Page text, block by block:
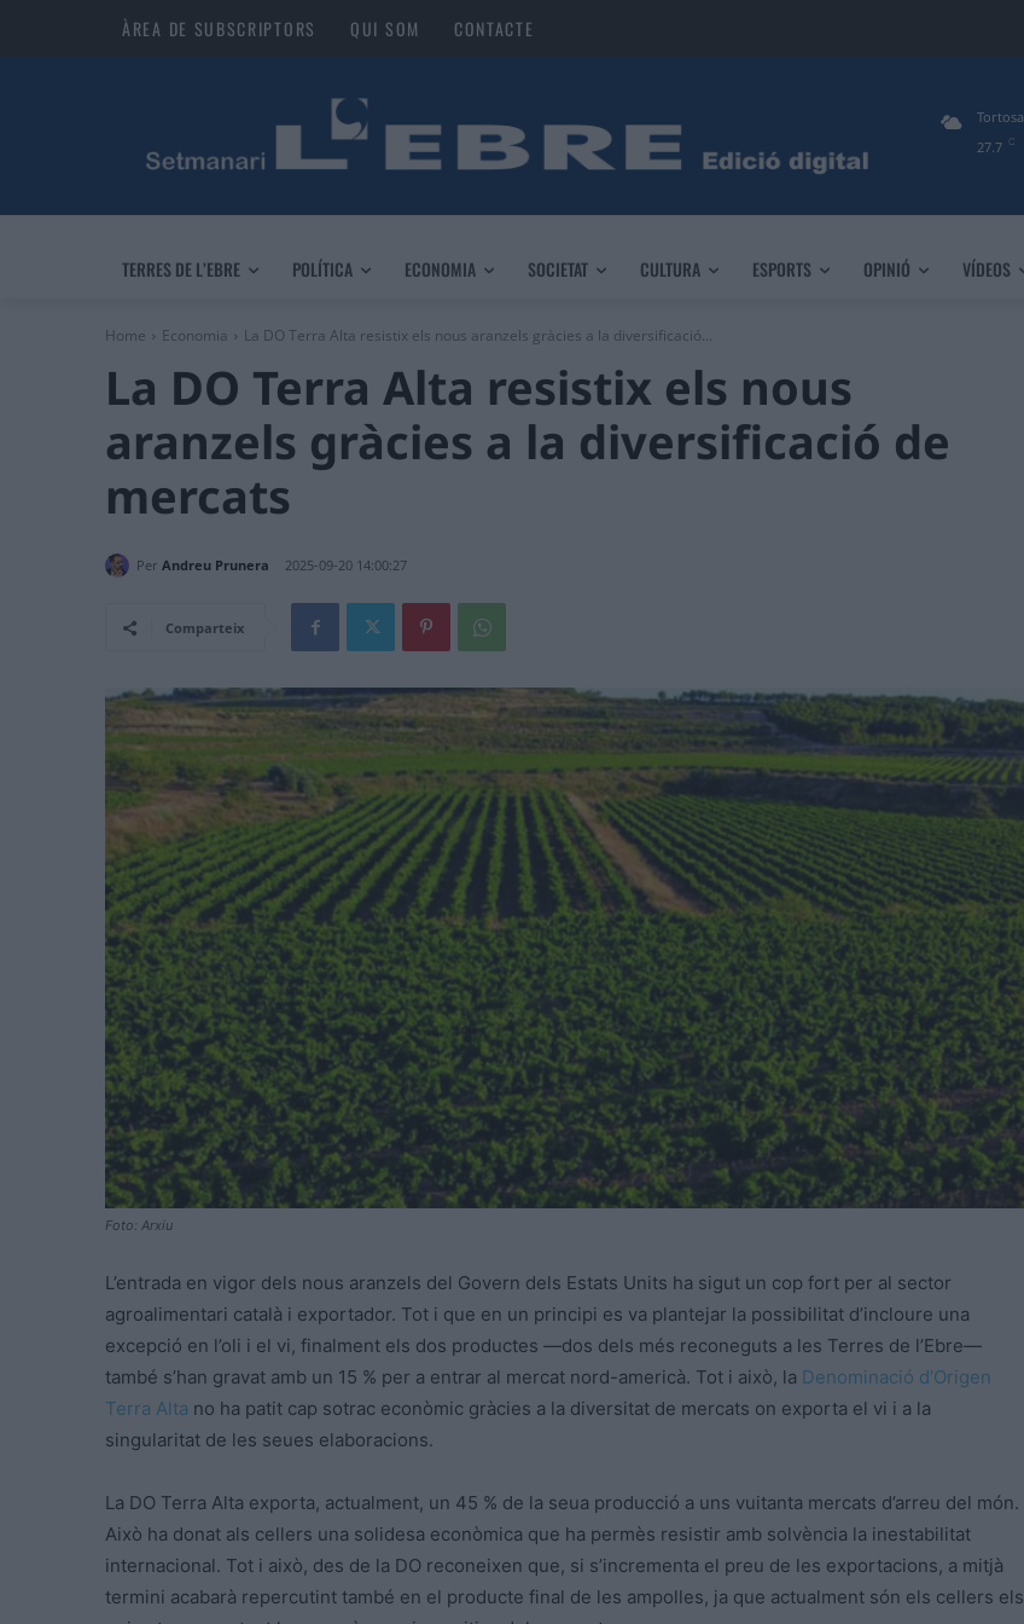
ÀREA DE SUBSCRIPTORS QUI SOM CONTACTE
27.7 C
Tortosa
TERRES DE L’EBRE POLÍTICA ECONOMIA SOCIETAT CULTURA ESPORTS OPINIÓ VÍDEOS
Home Economia La DO Terra Alta resistix els nous aranzels gràcies a la diversificació...
La DO Terra Alta resistix els nous
aranzels gràcies a la diversificació de
mercats
Per Andreu Prunera 2025-09-20 14:00:27
Comparteix
Foto: Arxiu
L’entrada en vigor dels nous aranzels del Govern dels Estats Units ha sigut un cop fort per al sector
agroalimentari català i exportador. Tot i que en un principi es va plantejar la possibilitat d’incloure una
excepció en l’oli i el vi, finalment els dos productes —dos dels més reconeguts a les Terres de l’Ebre—
també s’han gravat amb un 15 % per a entrar al mercat nord-americà. Tot i això, la Denominació d’Origen
Terra Alta no ha patit cap sotrac econòmic gràcies a la diversitat de mercats on exporta el vi i a la
singularitat de les seues elaboracions.
La DO Terra Alta exporta, actualment, un 45 % de la seua producció a uns vuitanta mercats d’arreu del món.
Això ha donat als cellers una solidesa econòmica que ha permès resistir amb solvència la inestabilitat
internacional. Tot i això, des de la DO reconeixen que, si s’incrementa el preu de les exportacions, a mitjà
termini acabarà repercutint també en el producte final de les ampolles, ja que actualment són els cellers els